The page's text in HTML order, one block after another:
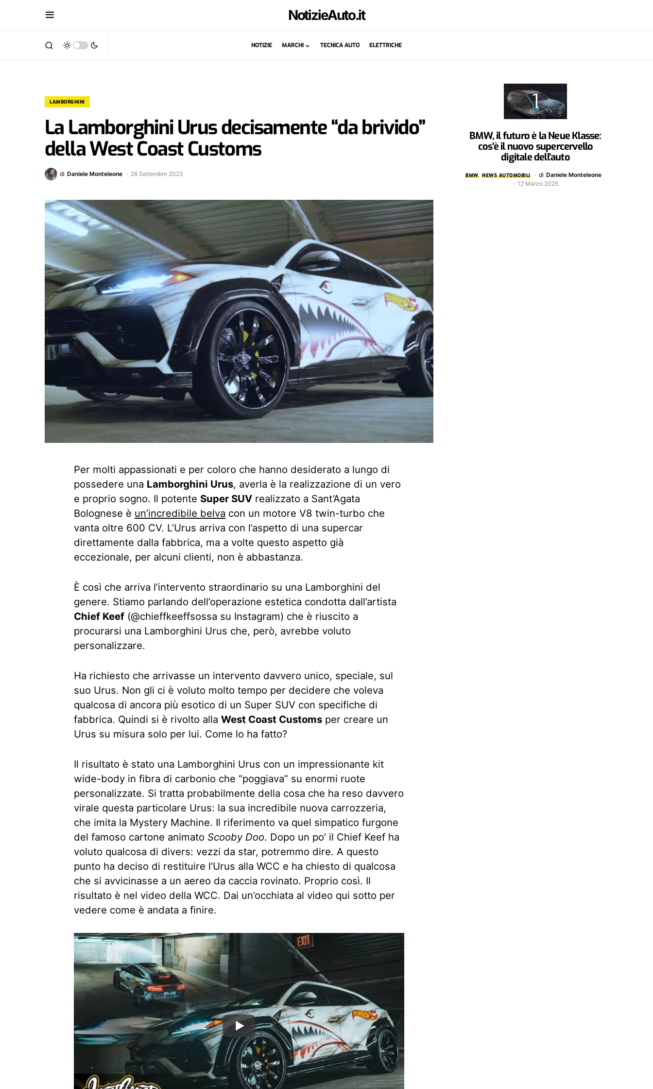
NotizieAuto.it
NOTIZIE MARCHI TECNICA AUTO ELETTRICHE
LAMBORGHINI
La Lamborghini Urus decisamente “da brivido”
della West Coast Customs
di Daniele Monteleone 28 Settembre 2023
Per molti appassionati e per coloro che hanno desiderato a lungo di
possedere una Lamborghini Urus, averla è la realizzazione di un vero
e proprio sogno. Il potente Super SUV realizzato a Sant’Agata
Bolognese è un’incredibile belva con un motore V8 twin-turbo che
vanta oltre 600 CV. L’Urus arriva con l’aspetto di una supercar
direttamente dalla fabbrica, ma a volte questo aspetto già
eccezionale, per alcuni clienti, non è abbastanza.
È così che arriva l’intervento straordinario su una Lamborghini del
genere. Stiamo parlando dell’operazione estetica condotta dall’artista
Chief Keef (@chieffkeeffsossa su Instagram) che è riuscito a
procurarsi una Lamborghini Urus che, però, avrebbe voluto
personalizzare.
Ha richiesto che arrivasse un intervento davvero unico, speciale, sul
suo Urus. Non gli ci è voluto molto tempo per decidere che voleva
qualcosa di ancora più esotico di un Super SUV con specifiche di
fabbrica. Quindi si è rivolto alla West Coast Customs per creare un
Urus su misura solo per lui. Come lo ha fatto?
Il risultato è stato una Lamborghini Urus con un impressionante kit
wide-body in fibra di carbonio che “poggiava” su enormi ruote
personalizzate. Si tratta probabilmente della cosa che ha reso davvero
virale questa particolare Urus: la sua incredibile nuova carrozzeria,
che imita la Mystery Machine. Il riferimento va quel simpatico furgone
del famoso cartone animato Scooby Doo. Dopo un po’ il Chief Keef ha
voluto qualcosa di divers: vezzi da star, potremmo dire. A questo
punto ha deciso di restituire l’Urus alla WCC e ha chiesto di qualcosa
che si avvicinasse a un aereo da caccia rovinato. Proprio così. Il
risultato è nel video della WCC. Dai un’occhiata al video qui sotto per
vedere come è andata a finire.
BMW, il futuro è la Neue Klasse:
cos’è il nuovo supercervello
digitale dell’auto
BMW NEWS AUTOMOBILI di Daniele Monteleone
12 Marzo 2025